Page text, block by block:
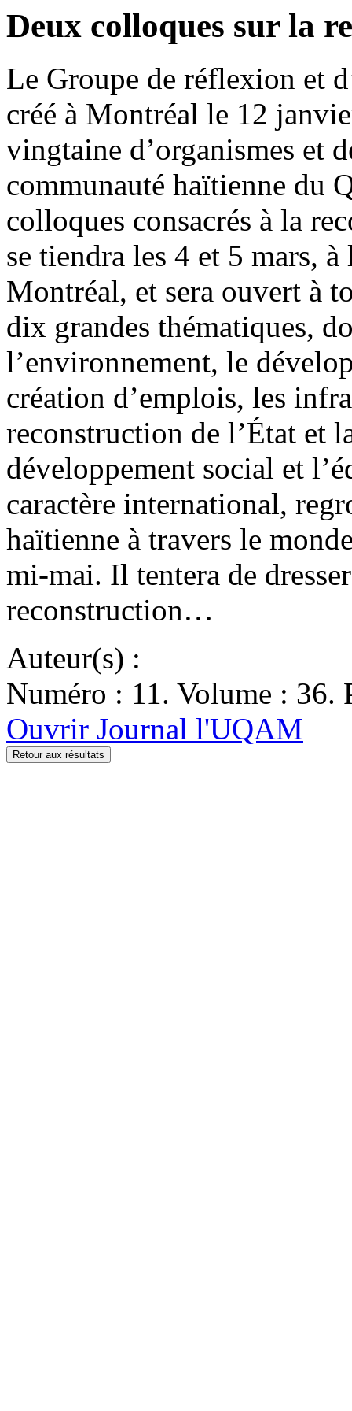
Deux colloques sur la
Le Groupe de réflexion et
créé à Montréal le 12
vingtaine d’organismes et
communauté haïtienne du
colloques consacrés à la
se tiendra les 4 et 5 mars,
Montréal, et sera ouvert à
dix grandes thématiques,
l’environnement, le
création d’emplois, les
reconstruction de l’État et
développement social et
caractère international,
haïtienne à travers le
mi-mai. Il tentera de
reconstruction…
Auteur(s) :
Numéro : 11. Volume : 36.
Ouvrir Journal l'UQAM
Retour aux résultats